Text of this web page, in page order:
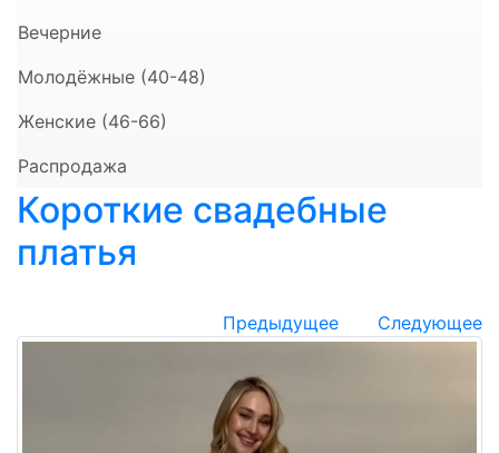
Вечерние
Молодёжные (40-48)
Женские (46-66)
Распродажа
Короткие свадебные
платья
Предыдущее Следующее